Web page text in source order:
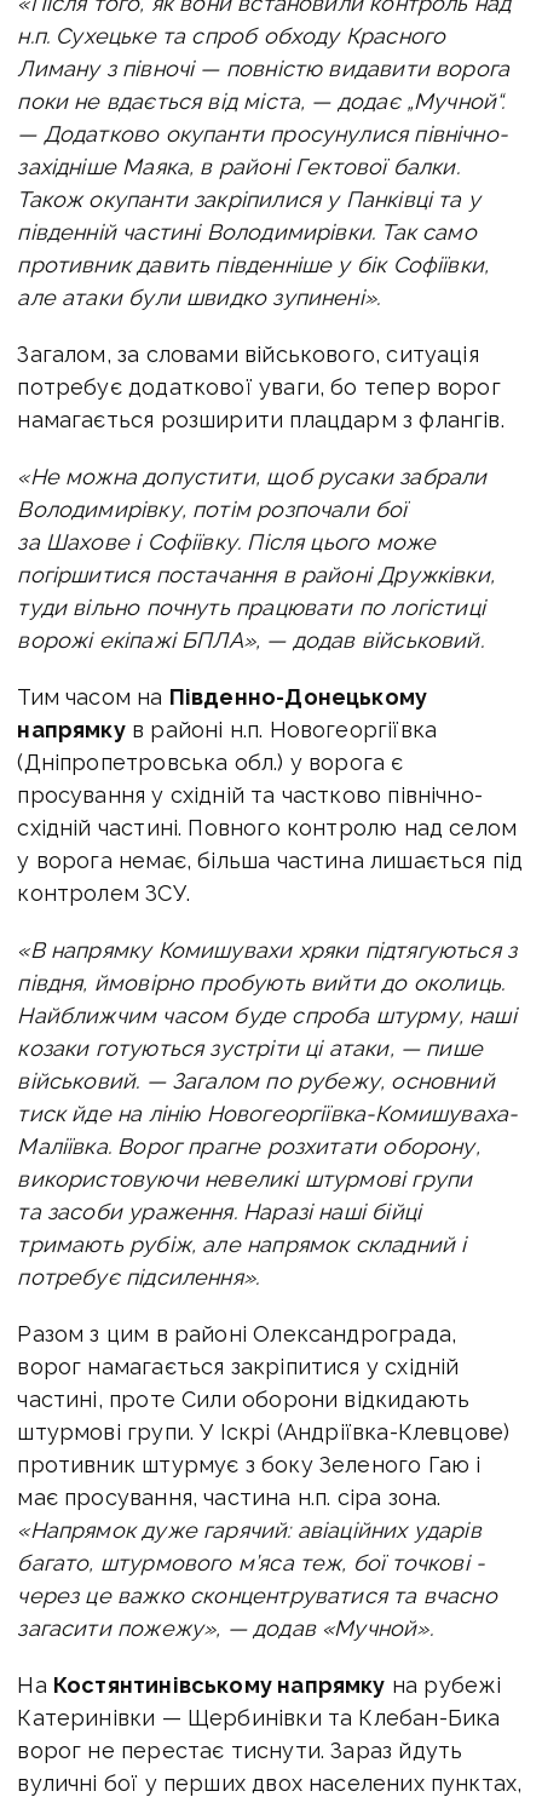
н.п. Сухецьке та спроб обходу Красного
Лиману з півночі — повністю видавити ворога
поки не вдається від міста, — додає „Мучной“.
— Додатково окупанти просунулися північно-
західніше Маяка, в районі Гектової балки.
Також окупанти закріпилися у Панківці та у
південній частині Володимирівки. Так само
противник давить південніше у бік Софіївки,
але атаки були швидко зупинені».
Загалом, за словами військового, ситуація
потребує додаткової уваги, бо тепер ворог
намагається розширити плацдарм з флангів.
«Не можна допустити, щоб русаки забрали
Володимирівку, потім розпочали бої
за Шахове і Софіївку. Після цього може
погіршитися постачання в районі Дружківки,
туди вільно почнуть працювати по логістиці
ворожі екіпажі БПЛА», — додав військовий.
Тим часом на Південно-Донецькому
напрямкув районі н.п. Новогеоргіївка
(Дніпропетровська обл.) у ворога є
просування у східній та частково північно-
східній частині. Повного контролю над селом
у ворога немає, більша частина лишається під
контролем ЗСУ.
«В напрямку Комишувахи хряки підтягуються з
півдня, ймовірно пробують вийти до околиць.
Найближчим часом буде спроба штурму, наші
козаки готуються зустріти ці атаки, — пише
військовий. — Загалом по рубежу, основний
тиск йде на лінію Новогеоргіївка-Комишуваха-
Маліївка. Ворог прагне розхитати оборону,
використовуючи невеликі штурмові групи
та засоби ураження. Наразі наші бійці
тримають рубіж, але напрямок складний і
потребує підсилення».
Разом з цим в районі Олександрограда,
ворог намагається закріпитися у східній
частині, проте Сили оборони відкидають
штурмові групи. У Іскрі (Андріївка-Клевцове)
противник штурмує з боку Зеленого Гаю і
має просування, частина н.п. сіра зона.
«Напрямок дуже гарячий: авіаційних ударів
багато, штурмового м’яса теж, бої точкові -
через це важко сконцентруватися та вчасно
загасити пожежу», — додав «Мучной».
На Костянтинівському напрямку на рубежі
Катеринівки — Щербинівки та Клебан-Бика
ворог не перестає тиснути. Зараз йдуть
вуличні бої у перших двох населених пунктах,